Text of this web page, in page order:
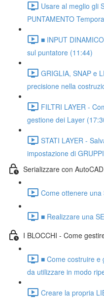
Usare al meglio gli
PUNTAMENTO
■ INPUT
sul puntatore (11:44)
GRIGLIA, SNAP e
precisione nella
FILTRI LAYER -
gestione dei Layer
STATI LAYER -
impostazione di
Serializzare con AutoCAD
Come ottenere una
■ Realizzare una
I BLOCCHI - Come
■ Come costruire e
da utilizzare in modo
Creare la propria